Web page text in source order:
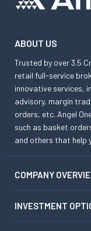
ABOUT US
Trusted by over 3.5
retail full-service
innovative services,
advisory, margin
orders, etc. Angel
such as basket
and others that help
COMPANY
INVESTMENT